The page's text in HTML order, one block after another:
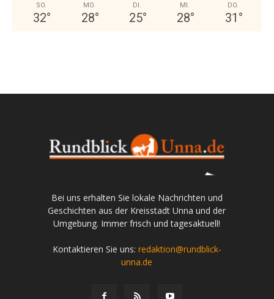
SO.
32°
MO.
28°
DI.
25°
MI.
28°
DO.
31 °
Bei uns erhalten Sie lokale Nachrichten und
Geschichten aus der Kreisstadt Unna und der
Umgebung. Immer frisch und tagesaktuell!
Kontaktieren Sie uns: redaktion@rundblick-
unna.de